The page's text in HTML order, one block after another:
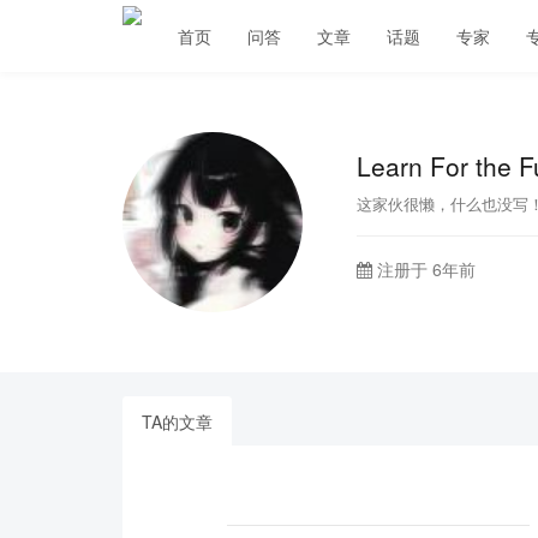
首页 问答 文章 话题 专家
Learn For the
这家伙很懒，什么也没写！
注册于 6年前
TA的文章